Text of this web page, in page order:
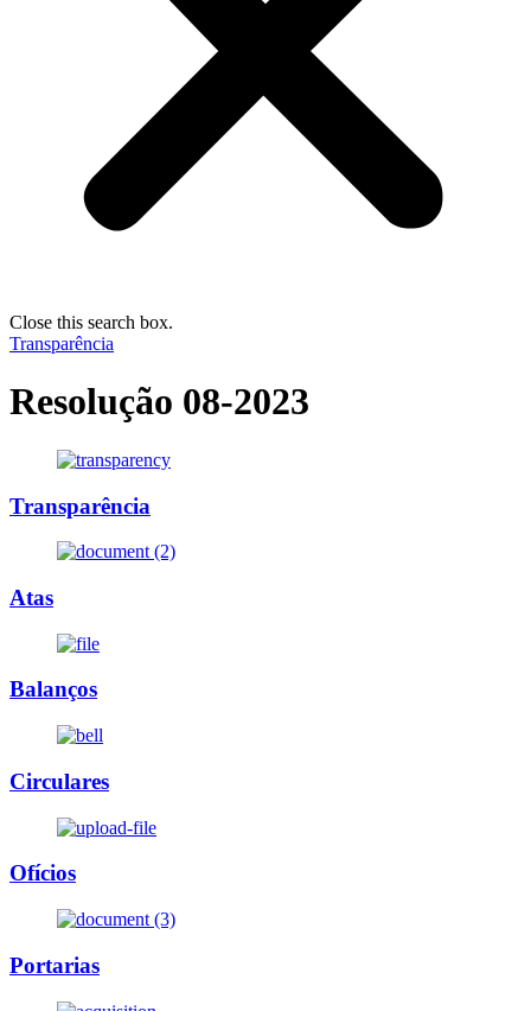
Close this search box.
Transparência
Resolução 08-2023
Transparência
Atas
Balanços
Circulares
Ofícios
Portarias